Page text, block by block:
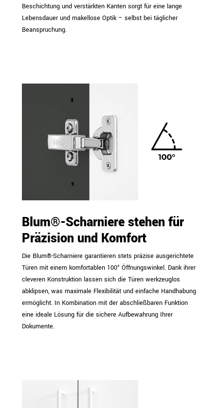
Beschichtung und verstärkten Kanten sorgt für eine lange
Lebensdauer und makellose Optik – selbst bei täglicher
Beanspruchung.
Blum®-Scharniere stehen für
Präzision und Komfort
Die Blum®-Scharniere garantieren stets präzise ausgerichtete
Türen mit einem komfortablen 100° Öffnungswinkel. Dank ihrer
cleveren Konstruktion lassen sich die Türen werkzeuglos
abklipsen, was maximale Flexibilität und einfache Handhabung
ermöglicht. In Kombination mit der abschließbaren Funktion
eine ideale Lösung für die sichere Aufbewahrung Ihrer
Dokumente.